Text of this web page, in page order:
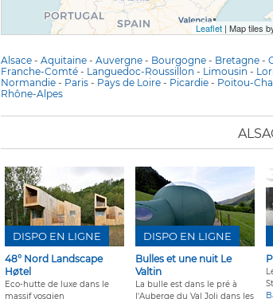
Leaflet | Map tiles
Alsace - Aquitaine - Auvergne - Bourgogne - Bretagne -
Franche-Comté - Languedoc-Roussillon - Limousin -
Normandie - Paris - Pays de Loire - Picardie - Poitou-
Rhône-Alpes
48° Nord Landscape
Høtel
Eco-hutte de luxe dans le
massif vosgien
DISPO EN LIGNE
Bulles et une nuit Le
Valtin
La bulle est dans le pré à
l'Auberge du Val Joli dans les
DISPO EN LIGNE